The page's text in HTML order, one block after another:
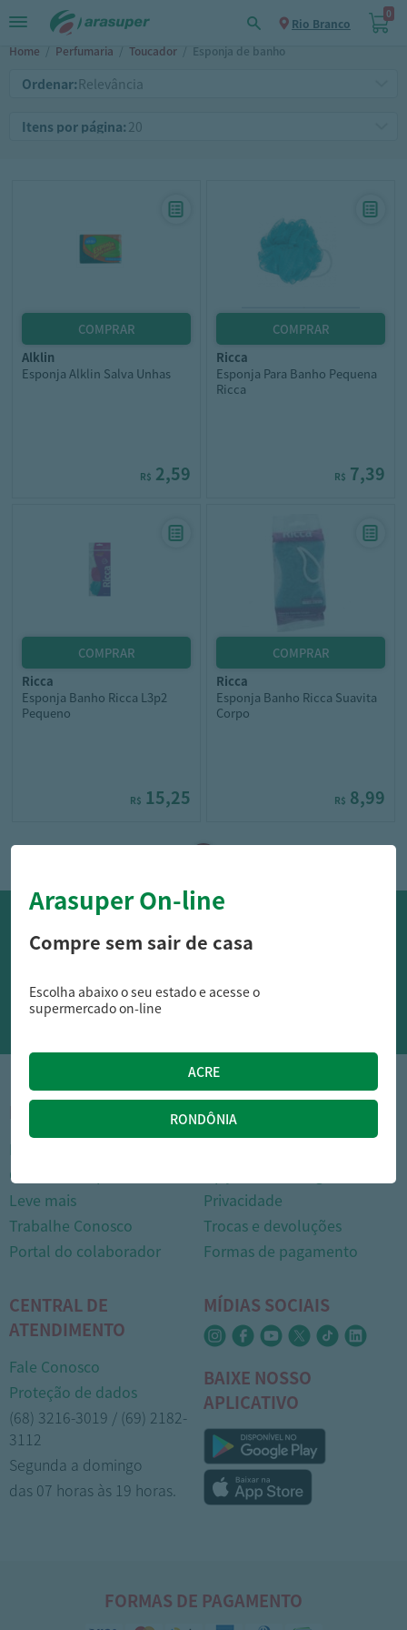
Rio Branco
0
Home / Perfumaria / Toucador / Esponja de banho
Ordenar:
Itens por página:
alklin
Esponja Alklin Salva Unhas
R$ 2,59
ricca
Esponja Para Banho Pequena
Ricca
R$ 7,39
ricca
Esponja Banho Ricca L3p2
Pequeno
R$ 15,25
ricca
Esponja Banho Ricca Suavita
Corpo
R$ 8,99
OFERTAS NO WHATSAPP:
Siga nossos canais oficiais de ofertas no Whasapp!
RECEBER OFERTAS
INSTITUCIONAL
Cartão Arasuper
Leve mais
Trabalhe Conosco
Portal do colaborador
DÚVIDAS FREQUENTES
Privacidade
Trocas e devoluções
Formas de pagamento
CENTRAL DE
ATENDIMENTO
Fale Conosco
Proteção de dados
(68) 3216-3019 / (69) 2182-
3112
Segunda a domingo
das 07 horas às 19 horas.
MÍDIAS SOCIAIS
BAIXE NOSSO
APLICATIVO
FORMAS DE PAGAMENTO
Arasuper On-line
Compre sem sair de casa
Escolha abaixo o seu estado e acesse o
supermercado on-line